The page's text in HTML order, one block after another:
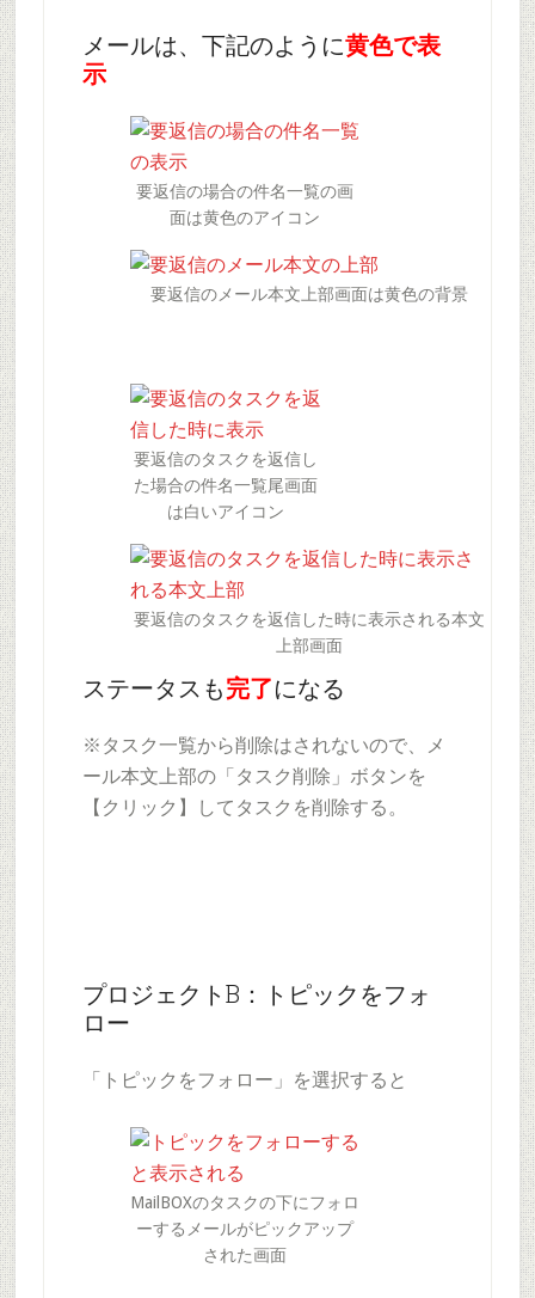
メールは、下記のように黄色で表
示
要返信の場合の件名一覧の画
面は黄色のアイコン
要返信のメール本文上部画面は黄色の背景
要返信のタスクを返信し
た場合の件名一覧尾画面
は白いアイコン
要返信のタスクを返信した時に表示される本文
上部画面
ステータスも完了になる
※タスク一覧から削除はされないので、メ
ール本文上部の「タスク削除」ボタンを
【クリック】してタスクを削除する。
プロジェクトB：トピックをフォ
ロー
「トピックをフォロー」を選択すると
MailBOXのタスクの下にフォロ
ーするメールがピックアップ
された画面